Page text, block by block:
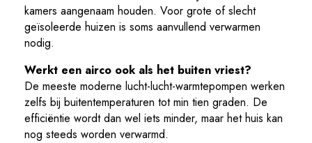
kamers aangenaam houden. Voor grote of slecht
geïsoleerde huizen is soms aanvullend verwarmen
nodig.
Werkt een airco ook als het buiten vriest?
De meeste moderne lucht-lucht-warmtepompen werken
zelfs bij buitentemperaturen tot min tien graden. De
efficiëntie wordt dan wel iets minder, maar het huis kan
nog steeds worden verwarmd.